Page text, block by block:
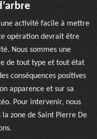
une activité facile à mettre
opération devrait être
Nous sommes une
de tout type et tout état
conséquences positives
apparence et sur sa
Pour intervenir, nous
zone de Saint Pierre De